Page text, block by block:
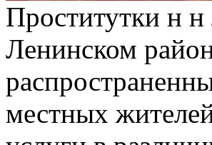
Прoститутки н
Ленинском
местных